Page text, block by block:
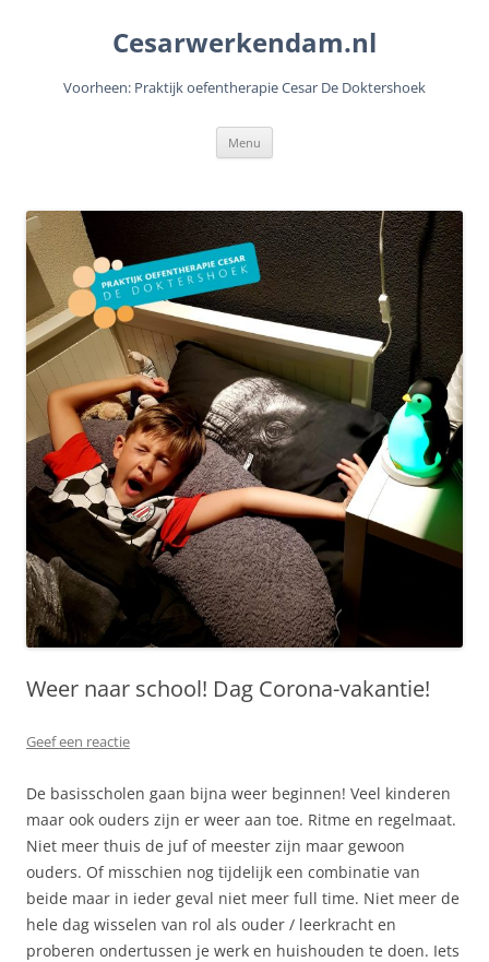
Cesarwerkendam.nl
Voorheen: Praktijk oefentherapie Cesar De Doktershoek
Menu
Weer naar school! Dag Corona-vakantie!
Geef een reactie
De basisscholen gaan bijna weer beginnen! Veel kinderen
maar ook ouders zijn er weer aan toe. Ritme en regelmaat.
Niet meer thuis de juf of meester zijn maar gewoon
ouders. Of misschien nog tijdelijk een combinatie van
beide maar in ieder geval niet meer full time. Niet meer de
hele dag wisselen van rol als ouder / leerkracht en
proberen ondertussen je werk en huishouden te doen. Iets